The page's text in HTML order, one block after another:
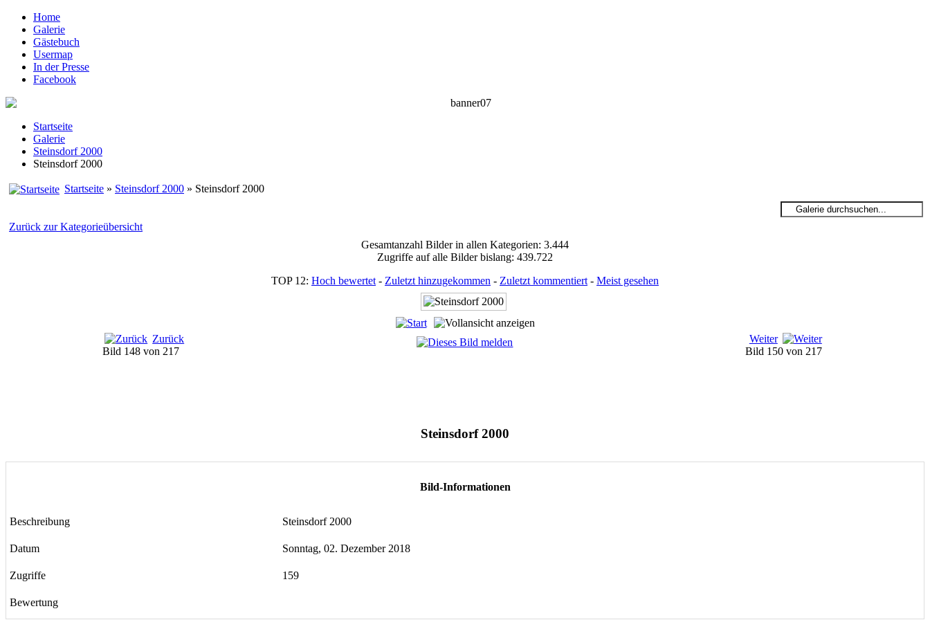
Home
Galerie
Gästebuch
Usermap
In der Presse
Facebook
Startseite
Galerie
Steinsdorf 2000
Steinsdorf 2000
Startseite » Steinsdorf 2000 » Steinsdorf 2000
Zurück zur Kategorieübersicht
Gesamtanzahl Bilder in allen Kategorien: 3.444
Zugriffe auf alle Bilder bislang: 439.722
TOP 12: Hoch bewertet - Zuletzt hinzugekommen - Zuletzt kommentiert - Meist gesehen
Zurück
Bild 148 von 217
Weiter
Bild 150 von 217
Steinsdorf 2000
Bild-Informationen
Beschreibung Steinsdorf 2000
Datum Sonntag, 02. Dezember 2018
Zugriffe 159
Bewertung